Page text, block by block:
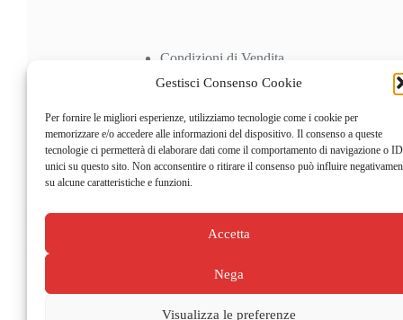
Gestisci Consenso Cookie
Per fornire le migliori esperienze, utilizziamo tecnologie come i cookie per
memorizzare e/o accedere alle informazioni del dispositivo. Il consenso a queste
tecnologie ci permetterà di elaborare dati come il comportamento di navigazione o ID
unici su questo sito. Non acconsentire o ritirare il consenso può influire
su alcune caratteristiche e funzioni.
Accetta
Nega
Visualizza le preferenze
Condizioni di Vendita
Pagamenti
Account
Il mio Account